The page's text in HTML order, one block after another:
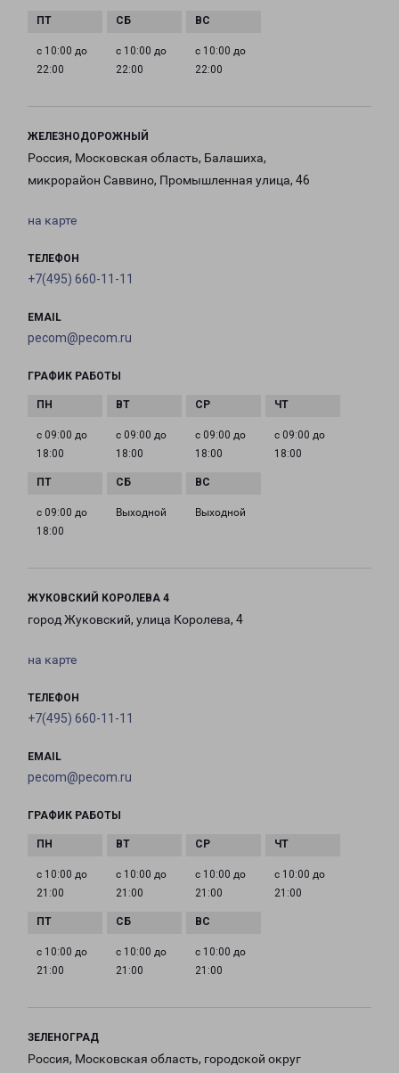
с 10:00 до
22:00
с 10:00 до
22:00
с 10:00 до
22:00
ЖЕЛЕЗНОДОРОЖНЫЙ
Россия, Московская область, Балашиха,
микрорайон Саввино, Промышленная улица, 46
на карте
ТЕЛЕФОН
+7(495) 660-11-11
EMAIL
pecom@pecom.ru
ГРАФИК РАБОТЫ
с 09:00 до
18:00
с 09:00 до
18:00
с 09:00 до
18:00
с 09:00 до
18:00
с 09:00 до
18:00
Выходной Выходной
ЖУКОВСКИЙ КОРОЛЕВА 4
город Жуковский, улица Королева, 4
на карте
ТЕЛЕФОН
+7(495) 660-11-11
EMAIL
pecom@pecom.ru
ГРАФИК РАБОТЫ
с 10:00 до
21:00
с 10:00 до
21:00
с 10:00 до
21:00
с 10:00 до
21:00
с 10:00 до
21:00
с 10:00 до
21:00
с 10:00 до
21:00
ЗЕЛЕНОГРАД
Россия, Московская область, городской округ